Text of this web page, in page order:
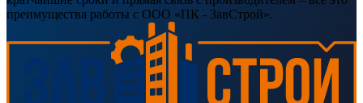
преимущества работы с ООО «ПК - ЗавСтрой».